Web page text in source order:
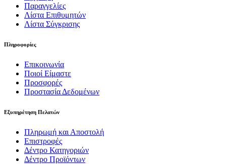
Παραγγελίες
Λίστα Επιθυμητών
Λίστα Σύγκρισης
Πληροφορίες
Επικοινωνία
Ποιοί Είμαστε
Προσφορές
Προστασία Δεδομένων
Εξυπηρέτηση Πελατών
Πληρωμή και Αποστολή
Επιστροφές
Δέντρο Κατηγοριών
Δέντρο Προϊόντων